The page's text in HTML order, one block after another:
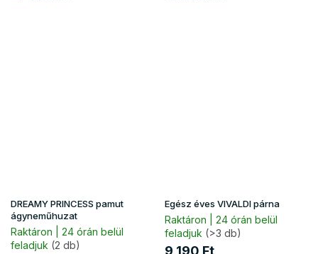
DREAMY PRINCESS pamut
ágyneműhuzat
Raktáron | 24 órán belül
feladjuk (2 db)
Egész éves VIVALDI párna
Raktáron | 24 órán belül
feladjuk (>3 db)
9 190 Ft